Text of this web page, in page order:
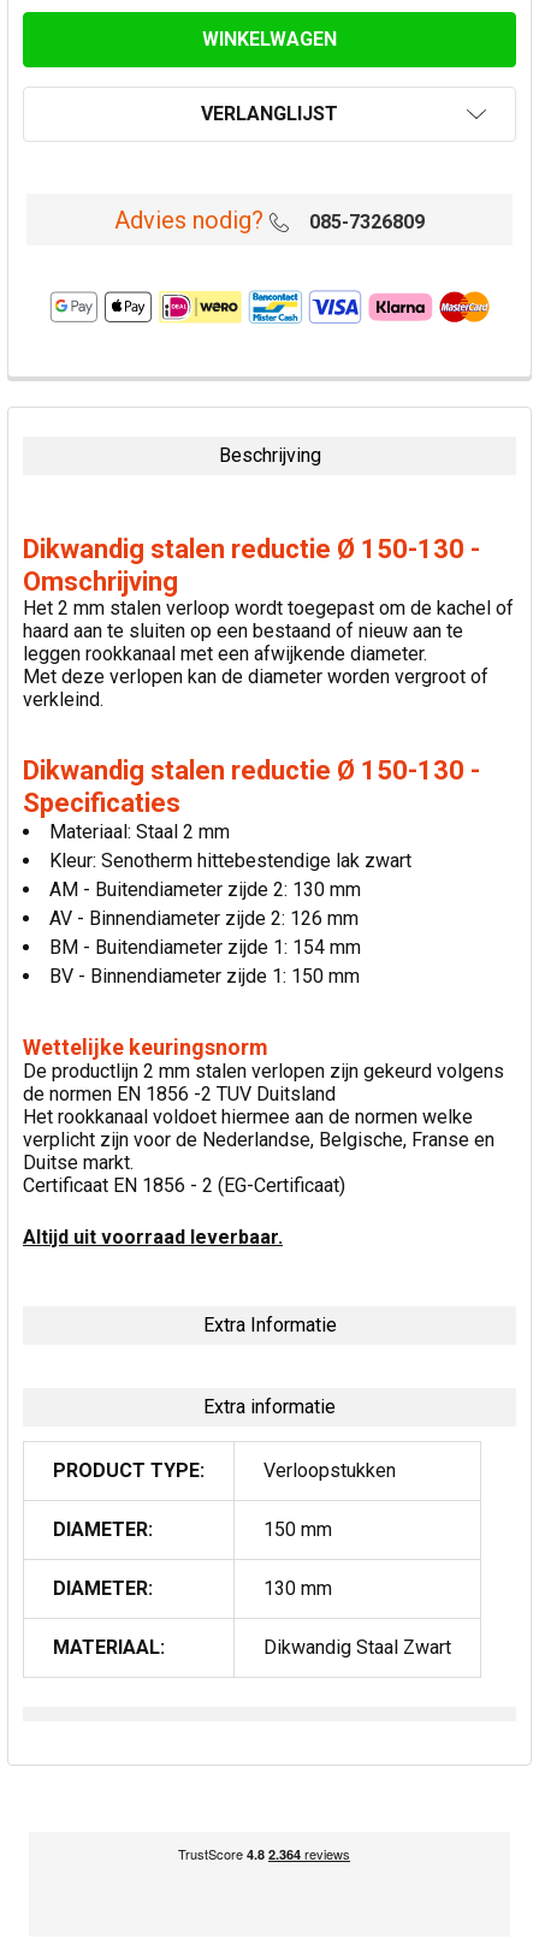
VERLANGLIJST
Advies nodig? 085-7326809
VAAK
SAMEN
VOEG
GESELECTEERDE
TOE AAN
WINKELWAGEN
Beschrijving
Dikwandig stalen reductie Ø 150-130 -
Omschrijving
Het 2 mm stalen verloop wordt toegepast om de kachel of
haard aan te sluiten op een bestaand of nieuw aan te
leggen rookkanaal met een afwijkende diameter.
Met deze verlopen kan de diameter worden vergroot of
verkleind.
Dikwandig stalen reductie Ø 150-130 -
Specificaties
Materiaal: Staal 2 mm
Kleur: Senotherm hittebestendige lak zwart
AM - Buitendiameter zijde 2: 130 mm
AV - Binnendiameter zijde 2: 126 mm
BM - Buitendiameter zijde 1: 154 mm
BV - Binnendiameter zijde 1: 150 mm
Wettelijke keuringsnorm
De productlijn 2 mm stalen verlopen zijn gekeurd volgens
de normen EN 1856 -2 TUV Duitsland
Het rookkanaal voldoet hiermee aan de normen welke
verplicht zijn voor de Nederlandse, Belgische, Franse en
Duitse markt.
Certificaat EN 1856 - 2 (EG-Certificaat)
Altijd uit voorraad leverbaar.
Extra Informatie
Extra informatie
PRODUCT TYPE: Verloopstukken
DIAMETER: 150 mm
DIAMETER: 130 mm
MATERIAAL: Dikwandig Staal Zwart